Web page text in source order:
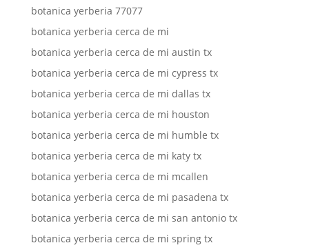
botanica yerberia 77077
botanica yerberia cerca de mi
botanica yerberia cerca de mi austin tx
botanica yerberia cerca de mi cypress tx
botanica yerberia cerca de mi dallas tx
botanica yerberia cerca de mi houston
botanica yerberia cerca de mi humble tx
botanica yerberia cerca de mi katy tx
botanica yerberia cerca de mi mcallen
botanica yerberia cerca de mi pasadena tx
botanica yerberia cerca de mi san antonio tx
botanica yerberia cerca de mi spring tx